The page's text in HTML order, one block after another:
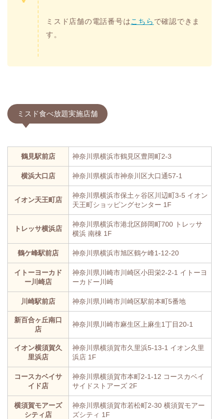
ミスド店舗の電話番号はこちら で確認できま
す。
ミスド食べ放題実施店舗
鶴見駅前店 神奈川県横浜市鶴見区豊岡町2-3
横浜大口店 神奈川県横浜市神奈川区大口通57-1
イオン天王町店
神奈川県横浜市保土ヶ谷区川辺町3-5 イオン
天王町ショッピングセンター 1F
トレッサ横浜店
神奈川県横浜市港北区師岡町700 トレッサ
横浜 南棟 1F
鶴ケ峰駅前店 神奈川県横浜市旭区鶴ケ峰1-12-20
イトーヨーカド
ー川崎店
神奈川県川崎市川崎区小田栄2-2-1 イトーヨ
ーカドー川崎
川崎駅前店 神奈川県川崎市川崎区駅前本町5番地
新百合ヶ丘南口
店
神奈川県川崎市麻生区上麻生1丁目20-1
イオン横須賀久
里浜店
神奈川県横須賀市久里浜5-13-1 イオン久里
浜店 1F
コースカベイサ
イド店
神奈川県横須賀市本町2-1-12 コースカベイ
サイドストアーズ 2F
横須賀モアーズ
シティ店
神奈川県横須賀市若松町2-30 横須賀モアー
ズシティ 1F